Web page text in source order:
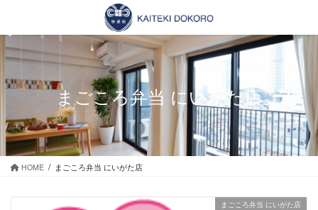
テ
ン
に
ゲ
ー
ョ
移
動
まごころ弁当 にいがた店
HOME まごころ弁当 にいがた店
まごころ弁当 にいがた店